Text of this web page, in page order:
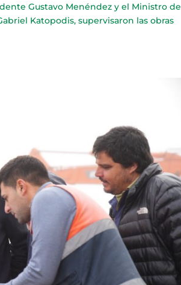
Gustavo Menéndez y el Ministro de
Katopodis, supervisaron las obras